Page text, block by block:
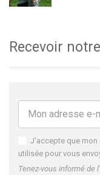
Recevoir
J'accepte que mon
utilisée pour vous
Tenez-vous informé de